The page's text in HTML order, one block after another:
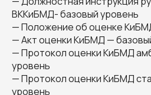
ВККиБМД- базовый уровень
— Положение об оценке
— Акт оценки КиБМД —
— Протокол оценки КиБМД
уровень
— Протокол оценки КиБМД
уровень